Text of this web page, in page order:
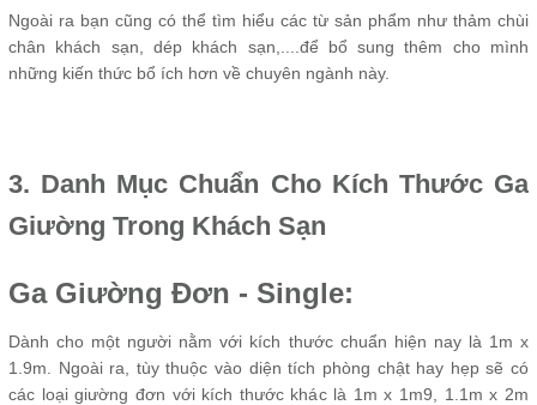
Ngoài ra bạn cũng có thể tìm hiểu các từ sản phẩm như thảm chùi
chân khách sạn, dép khách sạn,....để bổ sung thêm cho mình
những kiến thức bổ ích hơn về chuyên ngành này.
3. Danh Mục Chuẩn Cho Kích Thước Ga
Giường Trong Khách Sạn
Ga Giường Đơn - Single:
Dành cho một người nằm với kích thước chuẩn hiện nay là 1m x
1.9m. Ngoài ra, tùy thuộc vào diện tích phòng chật hay hẹp sẽ có
các loại giường đơn với kích thước khác là 1m x 1m9, 1.1m x 2m